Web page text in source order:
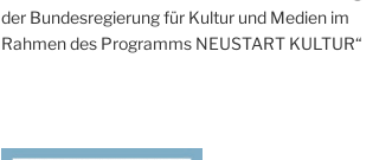
der Bundesregierung für Kultur und Medien im
Rahmen des Programms NEUSTART KULTUR“